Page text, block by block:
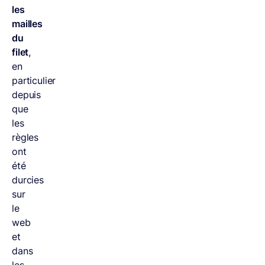
les
mailles
du
filet,
en
particulier
depuis
que
les
règles
ont
été
durcies
sur
le
web
et
dans